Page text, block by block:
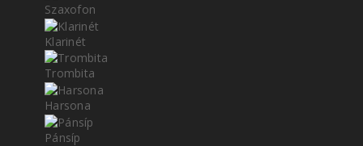
Szaxofon
Klarinét
Trombita
Harsona
Pánsíp